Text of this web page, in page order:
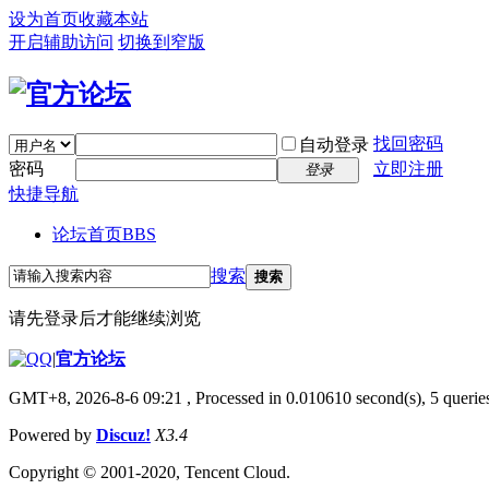
设为首页收藏本站
开启辅助访问 切换到窄版
自动登录 找回密码
密码
登录
立即注册
快捷导航
论坛首页BBS
搜索 搜索
请先登录后才能继续浏览
|官方论坛
GMT+8, 2026-8-6 09:21 , Processed in 0.010610 second(s), 5
Powered by Discuz! X3.4
Copyright © 2001-2020, Tencent Cloud.